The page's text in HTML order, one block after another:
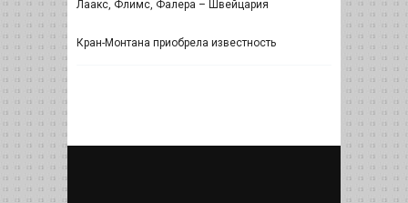
Лаакс, Флимс, Фалера – Швейцария
Кран-Монтана приобрела известность